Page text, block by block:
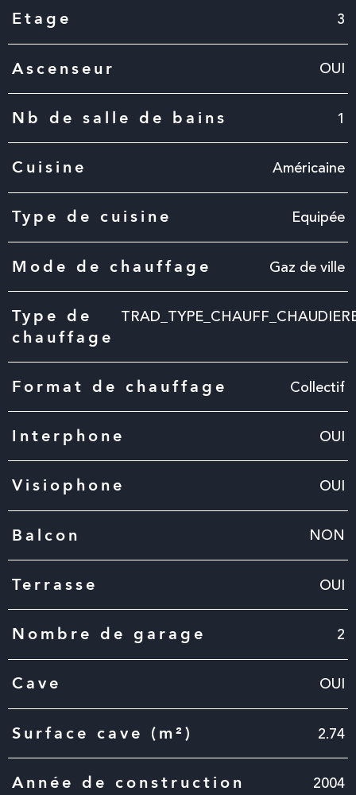
Etage 3
Ascenseur OUI
Nb de salle de bains 1
Cuisine Américaine
Type de cuisine Equipée
Mode de chauffage Gaz de ville
Type de
chauffage
Format de chauffage Collectif
Interphone OUI
Visiophone OUI
Balcon NON
Terrasse OUI
Nombre de garage 2
Cave OUI
Surface cave (m²) 2.74
Année de construction 2004